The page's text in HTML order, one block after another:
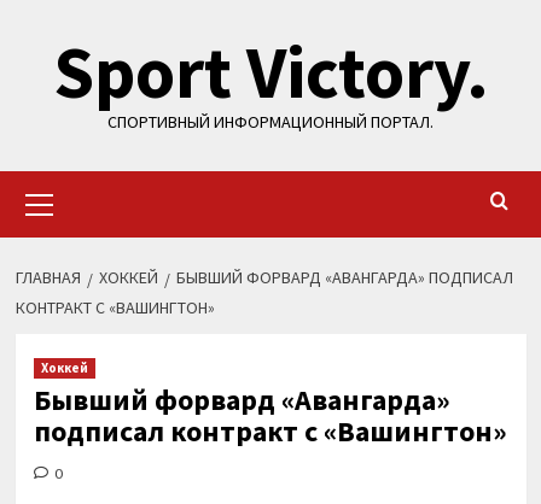
содержимому
Sport Victory.
СПОРТИВНЫЙ ИНФОРМАЦИОННЫЙ ПОРТАЛ.
меню
ГЛАВНАЯ ХОККЕЙ
БЫВШИЙ ФОРВАРД «АВАНГАРДА» ПОДПИСАЛ
КОНТРАКТ С «ВАШИНГТОН»
Хоккей
Бывший форвард «Авангарда»
подписал контракт с «Вашингтон»
0